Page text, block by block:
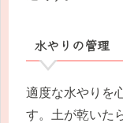
水やりの管理
適度な水やりを
す。土が乾いた